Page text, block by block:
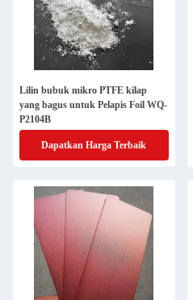
Lilin bubuk mikro PTFE kilap
yang bagus untuk Pelapis Foil WQ-
P2104B
Dapatkan Harga Terbaik